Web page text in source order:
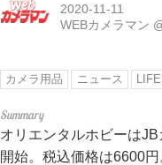
2020-11-11
WEBカメラマン
カメラ用品 ニュース
オリエンタルホビーは
開始。税込価格は6600円